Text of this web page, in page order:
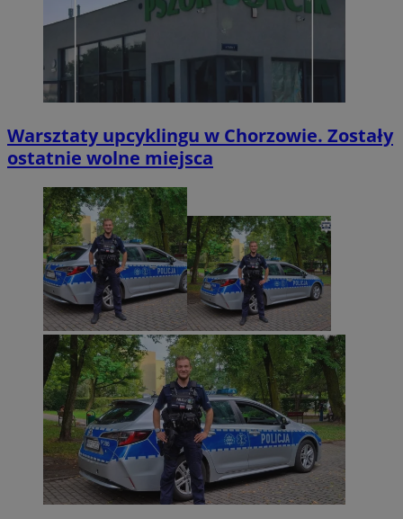
Warsztaty upcyklingu w Chorzowie. Zostały
ostatnie wolne miejsca